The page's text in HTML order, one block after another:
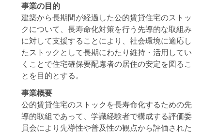
事業の目的
建築から長期間が経過した公的賃貸住宅のストッ
クについて、長寿命化対策を行う先導的な取組み
に対して支援することにより、社会環境に適応し
たストックとして長期にわたり維持・活用してい
くことで住宅確保要配慮者の居住の安定を図るこ
とを目的とする。
事業概要
公的賃貸住宅のストックを長寿命化するための先
導的取組であって、学識経験者で構成する評価委
員会により先導性や普及性の観点から評価された